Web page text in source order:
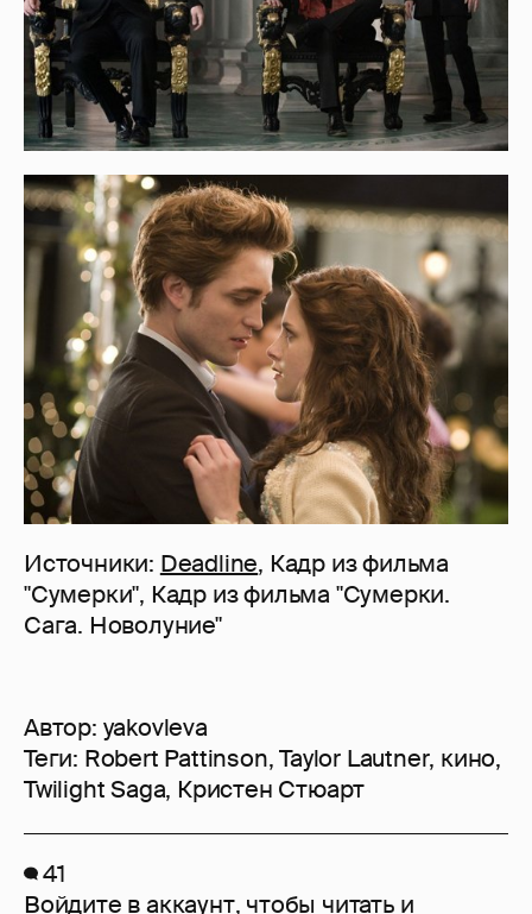
Источники: Deadline, Кадр из фильма
"Сумерки", Кадр из фильма "Сумерки.
Сага. Новолуние"
Автор: yakovleva
Теги: Robert Pattinson,Taylor Lautner, кино,
Twilight Saga, Кристен Стюарт
41
Войдите в аккаунт, чтобы читать и